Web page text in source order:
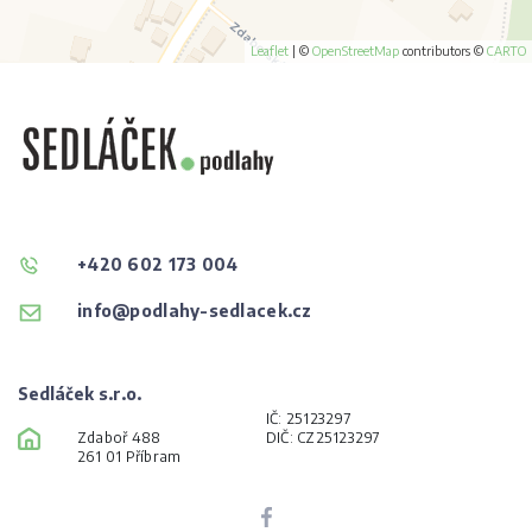
Leaflet © OpenStreetMapcontributors © CARTO
+420 602 173 004
info@podlahy-sedlacek.cz
Sedláček s.r.o.
Zdaboř 488
261 01 Příbram
IČ: 25123297
DIČ: CZ25123297